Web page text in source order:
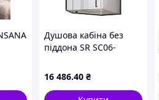
)
Душова кабіна без
піддона SR SC06-
прозоре скло EASY
CLEAN 8 мм графіт
(KR5366)
16 486.40 ₴